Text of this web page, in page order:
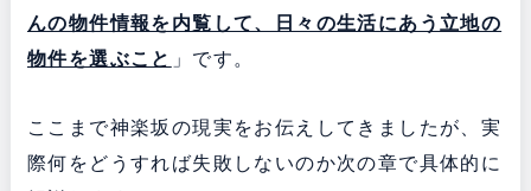
んの物件情報を内覧して、日々の生活にあう立地の
物件を選ぶこと 」です。
ここまで神楽坂の現実をお伝えしてきましたが、実
際何をどうすれば失敗しないのか次の章で具体的に